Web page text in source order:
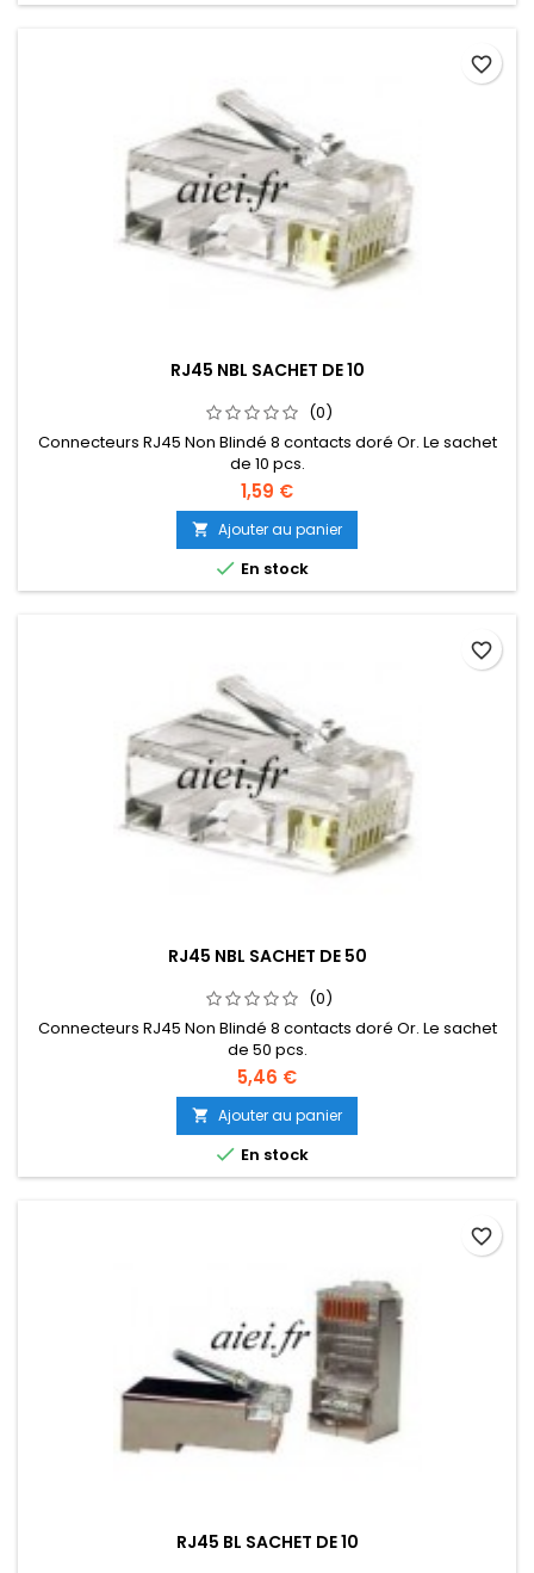
RJ45 NBL SACHET DE 10
(0)
Connecteurs RJ45 Non Blindé 8 contacts doré Or. Le sachet
de 10 pcs.
1,59 €
 Ajouter au panier
 En stock
favorite_border
RJ45 NBL SACHET DE 50
(0)
Connecteurs RJ45 Non Blindé 8 contacts doré Or. Le sachet
de 50 pcs.
5,46 €
 Ajouter au panier
 En stock
favorite_border
RJ45 BL SACHET DE 10
favorite_border